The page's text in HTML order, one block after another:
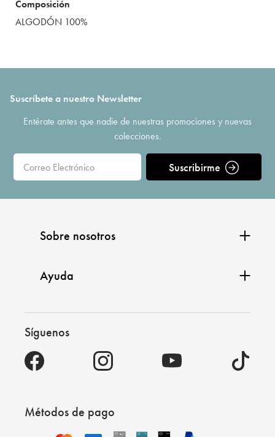
Composición
ALGODÓN 100%
Suscríbete a nuestro Newsletter
Entérate antes que nadie de nuestras promociones y nuevas
colecciones.
Suscribirme
Sobre nosotros
Ayuda
Síguenos
Métodos de pago